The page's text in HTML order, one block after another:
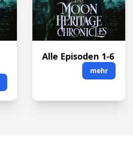
Alle Episoden 1-6
mehr